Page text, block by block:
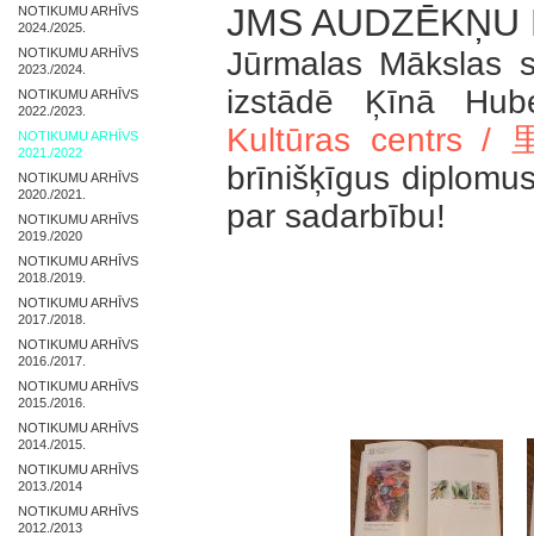
NOTIKUMU ARHĪVS
2024./2025.
NOTIKUMU ARHĪVS
2023./2024.
NOTIKUMU ARHĪVS
2022./2023.
NOTIKUMU ARHĪVS
2021./2022
NOTIKUMU ARHĪVS
2020./2021.
NOTIKUMU ARHĪVS
2019./2020
NOTIKUMU ARHĪVS
2018./2019.
NOTIKUMU ARHĪVS
2017./2018.
NOTIKUMU ARHĪVS
2016./2017.
NOTIKUMU ARHĪVS
2015./2016.
NOTIKUMU ARHĪVS
2014./2015.
NOTIKUMU ARHĪVS
2013./2014
NOTIKUMU ARHĪVS
2012./2013
JMS
Jūrmalas Mākslas
izstādē Ķīnā
Kultūras centrs
brīnišķīgus
par sadarbību!